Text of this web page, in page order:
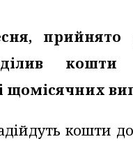
прийнято
щомісячних
кошти